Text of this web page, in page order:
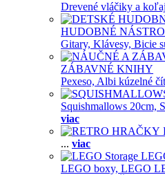
Drevené vláčiky a
HUDOBNÉ
Gitary, Klávesy, Bicie
ZÁBAVNÉ KNIHY
Pexeso, Albi kúzelné
Squishmallows 20cm,
viac
... viac
LEGO boxy, LEGO